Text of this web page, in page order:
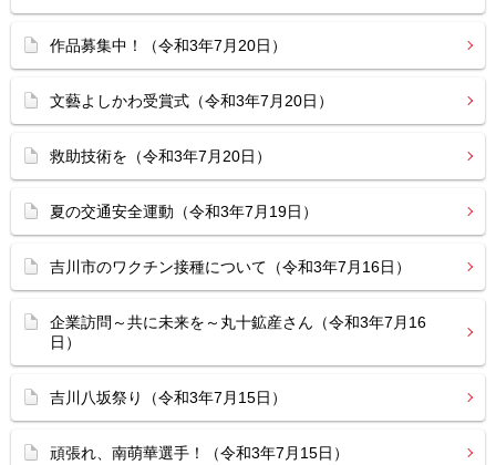
作品募集中！（令和3年7月20日）
文藝よしかわ受賞式（令和3年7月20日）
救助技術を（令和3年7月20日）
夏の交通安全運動（令和3年7月19日）
吉川市のワクチン接種について（令和3年7月16日）
企業訪問～共に未来を～丸十鉱産さん（令和3年7月16
日）
吉川八坂祭り（令和3年7月15日）
頑張れ、南萌華選手！（令和3年7月15日）